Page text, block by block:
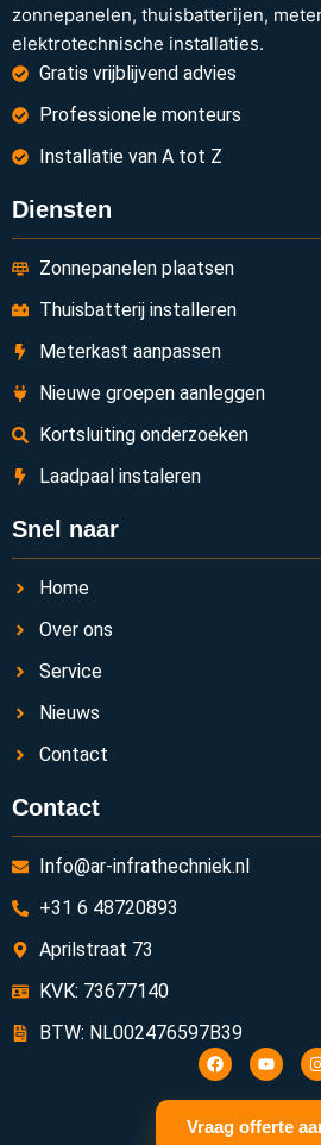
zonnepanelen, thuisbatterijen,
elektrotechnische installaties.
Gratis vrijblijvend advies
Professionele monteurs
Installatie van A tot Z
Diensten
Zonnepanelen plaatsen
Thuisbatterij installeren
Meterkast aanpassen
Nieuwe groepen aanleggen
Kortsluiting onderzoeken
Laadpaal instaleren
Snel naar
Home
Over ons
Service
Nieuws
Contact
Contact
Info@ar-infrathechniek.nl
+31 6 48720893
Aprilstraat 73
KVK: 73677140
BTW: NL002476597B39
Vraag offerte